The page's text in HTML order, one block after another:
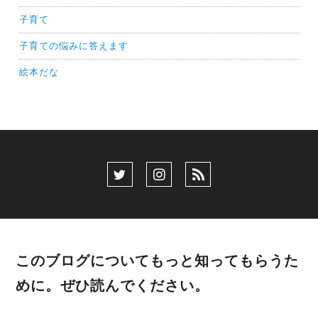
子育て
子育ての悩みに答えます
絵本だな
このブログについてもっと知ってもらうた
めに。ぜひ読んでください。